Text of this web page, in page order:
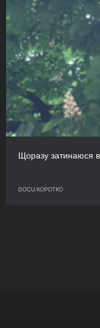
Щоразу затинаюся
DOCU/КОРОТКО